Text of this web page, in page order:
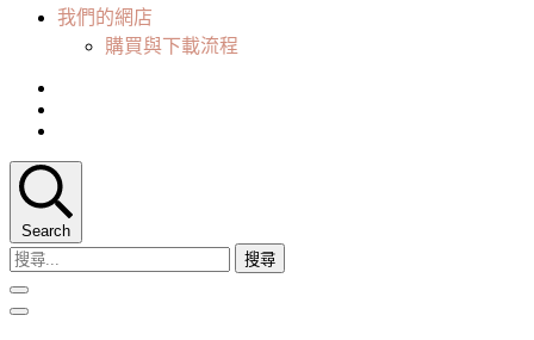
我們的網店
購買與下載流程
Search
搜
尋
關